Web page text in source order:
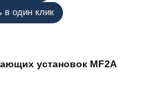
в один клик
установок MF2A